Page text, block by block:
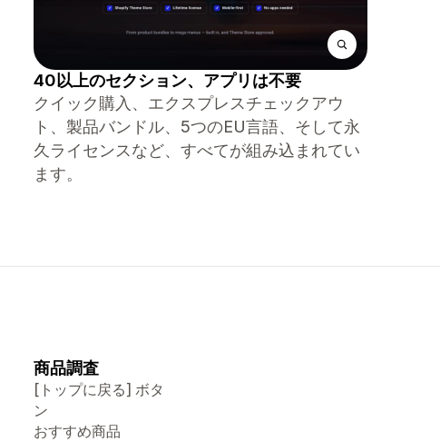
40以上のセクション、アプリは不要
クイック購入、エクスプレスチェックアウ
ト、製品バンドル、5つのEU言語、そして永
久ライセンスなど、すべてが組み込まれてい
ます。
商品調査
[トップに戻る] ボタ
ン
おすすめ商品